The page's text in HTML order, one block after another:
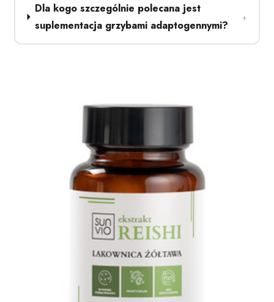
Dla kogo szczególnie polecana jest
suplementacja grzybami adaptogennymi?